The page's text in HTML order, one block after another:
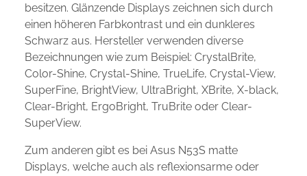
besitzen. Glänzende Displays zeichnen sich durch
einen höheren Farbkontrast und ein dunkleres
Schwarz aus. Hersteller verwenden diverse
Bezeichnungen wie zum Beispiel: CrystalBrite,
Color-Shine, Crystal-Shine, TrueLife, Crystal-View,
SuperFine, BrightView, UltraBright, XBrite, X-black,
Clear-Bright, ErgoBright, TruBrite oder Clear-
SuperView.
Zum anderen gibt es bei Asus N53S matte
Displays, welche auch als reflexionsarme oder